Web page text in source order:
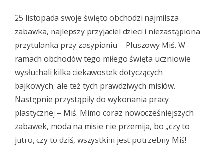
25 listopada swoje święto obchodzi najmilsza
zabawka, najlepszy przyjaciel dzieci i niezastąpiona
przytulanka przy zasypianiu – Pluszowy Miś. W
ramach obchodów tego miłego święta uczniowie
wysłuchali kilka ciekawostek dotyczących
bajkowych, ale też tych prawdziwych misiów.
Następnie przystąpiły do wykonania pracy
plastycznej – Miś. Mimo coraz nowocześniejszych
zabawek, moda na misie nie przemija, bo „czy to
jutro, czy to dziś, wszystkim jest potrzebny Miś!